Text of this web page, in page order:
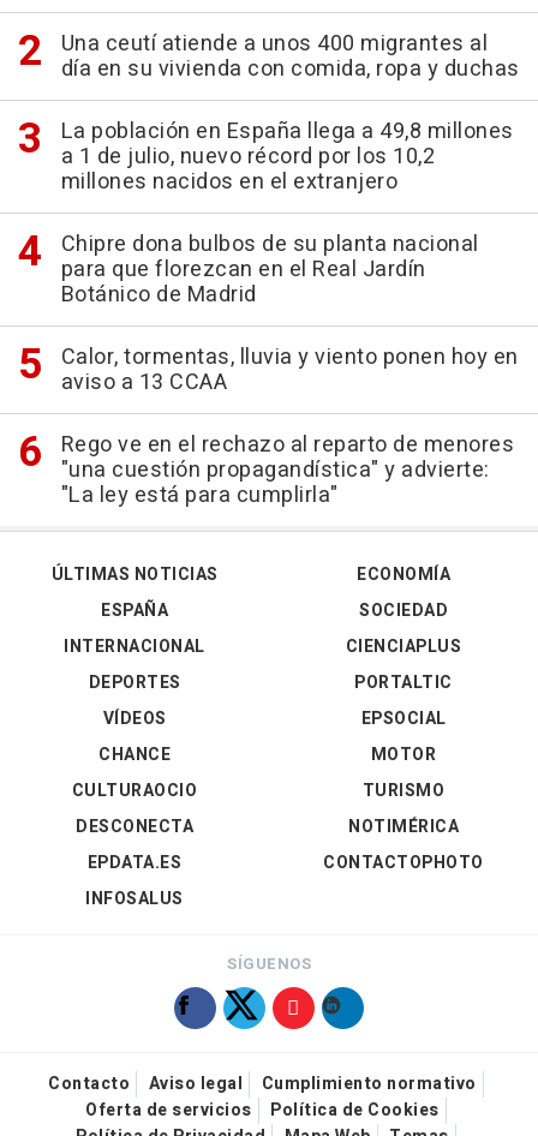
Una ceutí atiende a unos 400 migrantes al
día en su vivienda con comida, ropa y duchas
La población en España llega a 49,8 millones
a 1 de julio, nuevo récord por los 10,2
millones nacidos en el extranjero
Chipre dona bulbos de su planta nacional
para que florezcan en el Real Jardín
Botánico de Madrid
Calor, tormentas, lluvia y viento ponen hoy en
aviso a 13 CCAA
Rego ve en el rechazo al reparto de menores
"una cuestión propagandística" y advierte:
"La ley está para cumplirla"
ÚLTIMAS NOTICIAS
ESPAÑA
INTERNACIONAL
DEPORTES
VÍDEOS
ECONOMÍA
SOCIEDAD
CIENCIAPLUS
PORTALTIC
EPSOCIAL
CHANCE
CULTURAOCIO
DESCONECTA
EPDATA.ES
INFOSALUS
MOTOR
TURISMO
NOTIMÉRICA
CONTACTOPHOTO
SÍGUENOS
Contacto Aviso legal
Cumplimiento normativo
Oferta de servicios
Política de Cookies